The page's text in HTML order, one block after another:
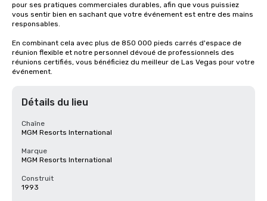
pour ses pratiques commerciales durables, afin que vous puissiez
vous sentir bien en sachant que votre événement est entre des mains
responsables.
En combinant cela avec plus de 850 000 pieds carrés d'espace de
réunion flexible et notre personnel dévoué de professionnels des
réunions certifiés, vous bénéficiez du meilleur de Las Vegas pour votre
événement.
Détails du lieu
Chaîne
MGM Resorts International
Marque
MGM Resorts International
Construit
1993